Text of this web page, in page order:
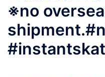
※no